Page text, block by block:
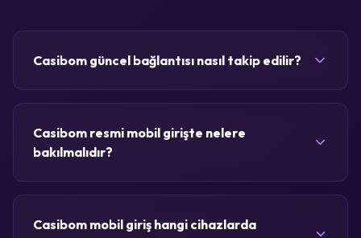
Casibom güncel bağlantısı nasıl takip edilir?
Casibom resmi mobil girişte nelere
bakılmalıdır?
Casibom mobil giriş hangi cihazlarda